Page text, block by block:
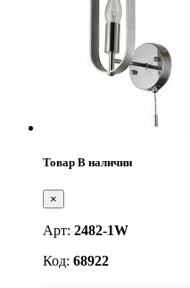
Товар В наличии
×
Арт: 2482-1W
Код: 68922